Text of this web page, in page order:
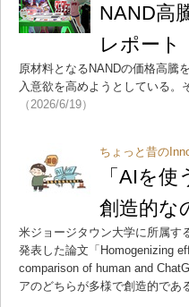
NAND高
レポー
原材料となるNANDの価格高騰
入意欲を高めようとしている
（2026/6/19）
ちょっと昔の
「AIを
創造的な
米ジョージタウン大学に所属す
発表した論文「Homogenizing
comparison of human and
アのどちらが多様で創造的であ